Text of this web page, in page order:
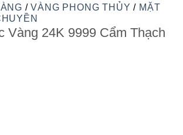
/ VÀNG PHONG THỦY / MẶT
Vàng 24K 9999 Cẩm Thạch